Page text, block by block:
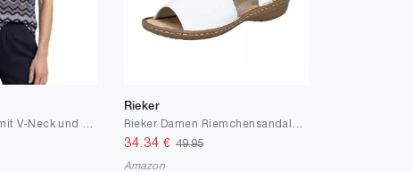
Rieker
34.34 € 49.95
Amazon